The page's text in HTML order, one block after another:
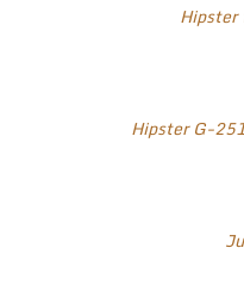
Hipster G-